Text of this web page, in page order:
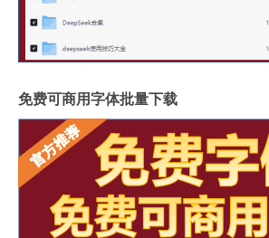
免费可商用字体批量下载